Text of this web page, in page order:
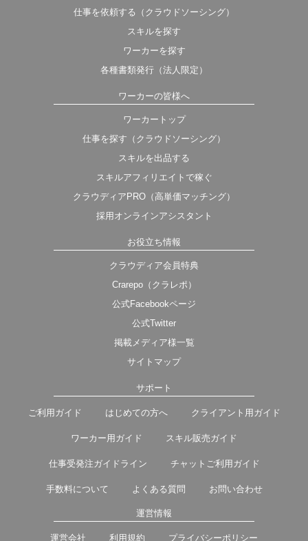
仕事を依頼する（クラウドソーシング）
スキルを探す
ワーカーを探す
各種書類発行（法人限定）
ワーカーの皆様へ
ワーカートップ
仕事を探す（クラウドソーシング）
スキルを出品する
スキルアフィリエイトで稼ぐ
クラウディアPRO（高単価マッチング）
採用オンラインアシスタント
お役立ち情報
クラウディア会員特典
Crarepo（クラレポ）
公式Facebookページ
公式Twitter
掲載メディア様一覧
サイトマップ
サポート
ご利用ガイド はじめての方へ クライアント用ガイド
ワーカー用ガイド スキル販売ガイド
仕事受発注ガイドライン チャットご利用ガイド
手数料について よくある質問 お問い合わせ
運営情報
運営会社 利用規約 プライバシーポリシー